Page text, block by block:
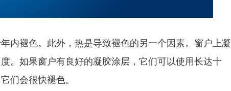
内褪色。此外，热是导致褪色的另一个因素。窗户上凝
。如果窗户有良好的凝胶涂层，它们可以使用长达十
们会很快褪色。